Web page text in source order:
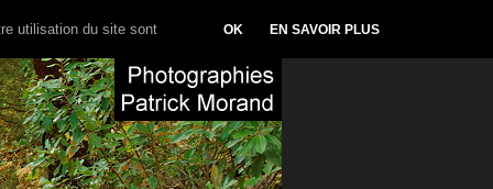
utilisation du site sont OK EN SAVOIR PLUS